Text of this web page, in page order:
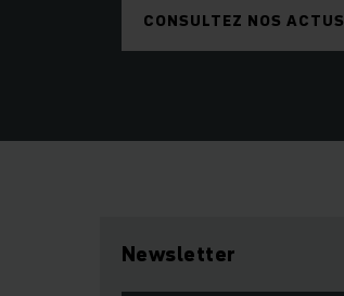
CONSULTEZ NOS
Newsletter